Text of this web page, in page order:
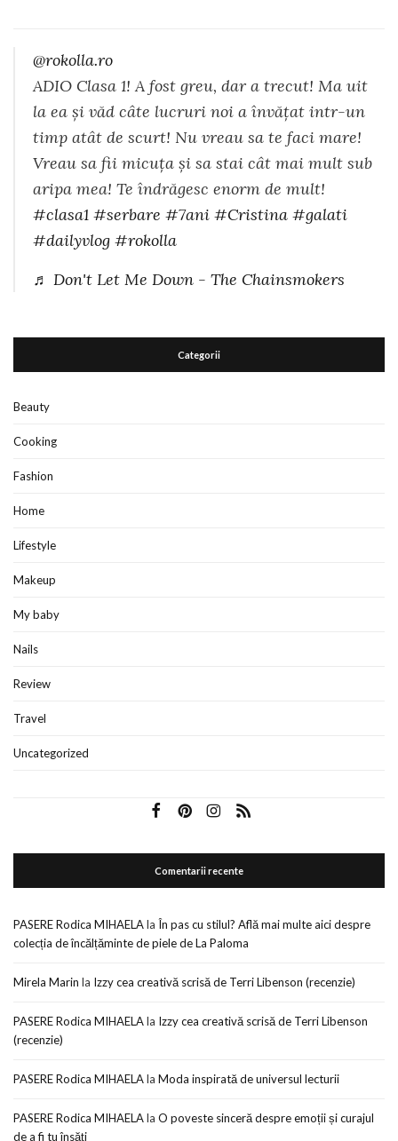
@rokolla.ro
ADIO Clasa 1! A fost greu, dar a trecut! Ma uit
la ea și văd câte lucruri noi a învățat intr-un
timp atât de scurt! Nu vreau sa te faci mare!
Vreau sa fii micuța și sa stai cât mai mult sub
aripa mea! Te îndrăgesc enorm de mult!
#clasa1 #serbare #7ani #Cristina #galati
#dailyvlog #rokolla
♬ Don't Let Me Down - The Chainsmokers
Categorii
Beauty
Cooking
Fashion
Home
Lifestyle
Makeup
My baby
Nails
Review
Travel
Uncategorized
Comentarii recente
PASERE Rodica MIHAELAla În pas cu stilul? Află mai multe aici despre
colecția de încălțăminte de piele de La Paloma
Mirela Marin la Izzy cea creativă scrisă de Terri Libenson (recenzie)
PASERE Rodica MIHAELAla Izzy cea creativă scrisă de Terri Libenson
(recenzie)
PASERE Rodica MIHAELAla Moda inspirată de universul lecturii
PASERE Rodica MIHAELAla O poveste sinceră despre emoții și curajul
de a fi tu însăți